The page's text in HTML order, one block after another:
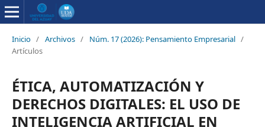
Inicio / Archivos / Núm. 17 (2026): Pensamiento Empresarial /
Artículos
ÉTICA, AUTOMATIZACIÓN Y
DERECHOS DIGITALES: EL USO DE
INTELIGENCIA ARTIFICIAL EN